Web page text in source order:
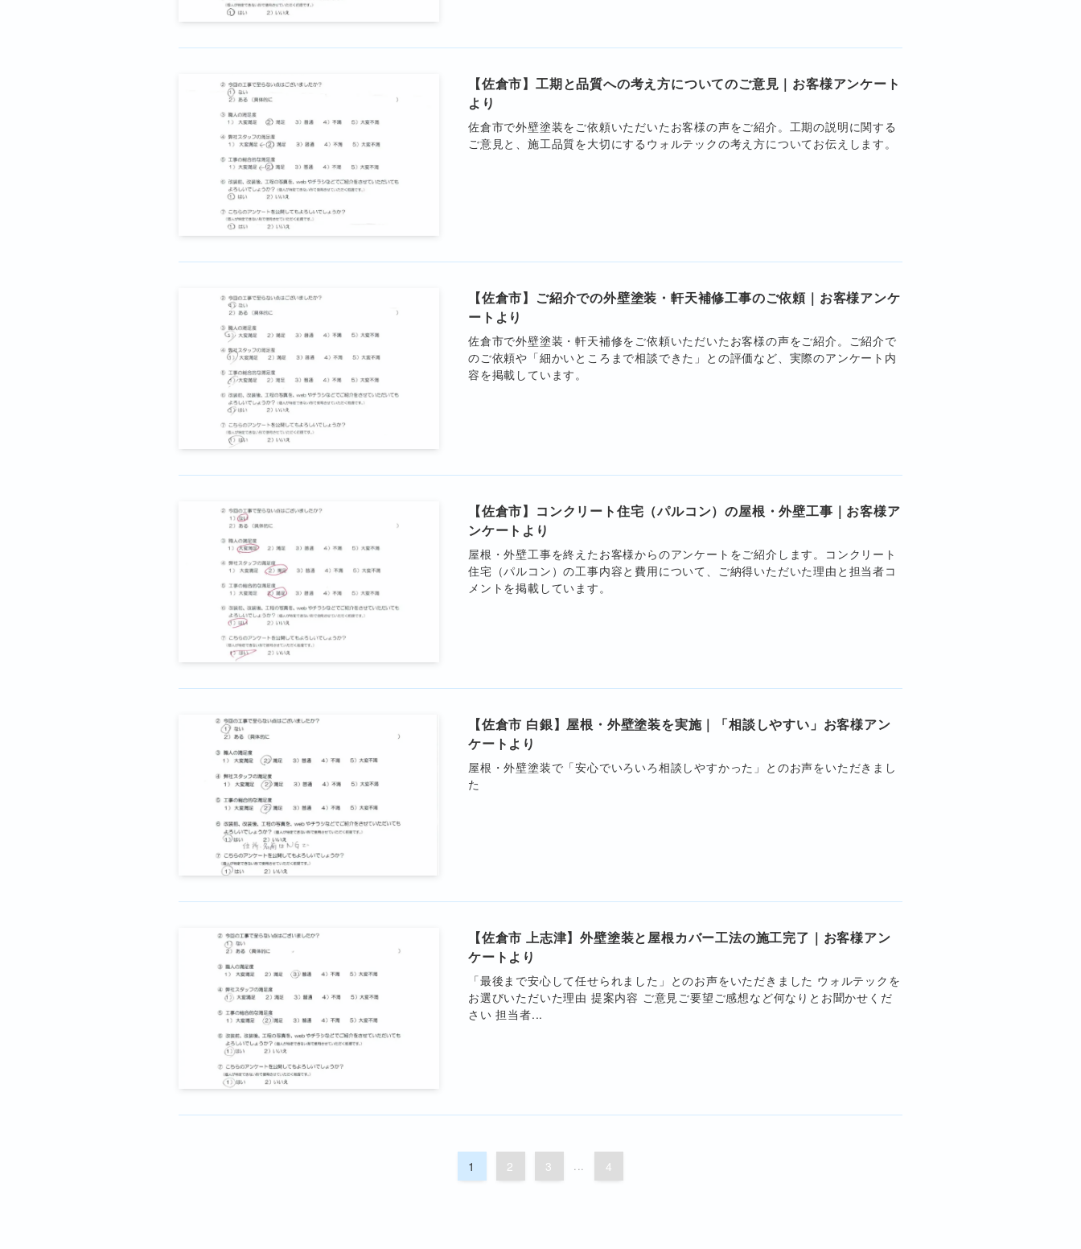
【佐倉市】工期と品質への考え方についてのご意見｜お客様アンケート
より
佐倉市で外壁塗装をご依頼いただいたお客様の声をご紹介。工期の説明に関する
ご意見と、施工品質を大切にするウォルテックの考え方についてお伝えします。
【佐倉市】ご紹介での外壁塗装・軒天補修工事のご依頼｜お客様アンケ
ートより
佐倉市で外壁塗装・軒天補修をご依頼いただいたお客様の声をご紹介。ご紹介で
のご依頼や「細かいところまで相談できた」との評価など、実際のアンケート内
容を掲載しています。
【佐倉市】コンクリート住宅（パルコン）の屋根・外壁工事｜お客様ア
ンケートより
屋根・外壁工事を終えたお客様からのアンケートをご紹介します。コンクリート
住宅（パルコン）の工事内容と費用について、ご納得いただいた理由と担当者コ
メントを掲載しています。
【佐倉市 白銀】屋根・外壁塗装を実施｜「相談しやすい」お客様アン
ケートより
屋根・外壁塗装で「安心でいろいろ相談しやすかった」とのお声をいただきまし
た
【佐倉市 上志津】外壁塗装と屋根カバー工法の施工完了｜お客様アン
ケートより
「最後まで安心して任せられました」とのお声をいただきました ウォルテックを
お選びいただいた理由 提案内容 ご意見ご要望ご感想など何なりとお聞かせくだ
さい 担当者...
1 2 3 ... 4